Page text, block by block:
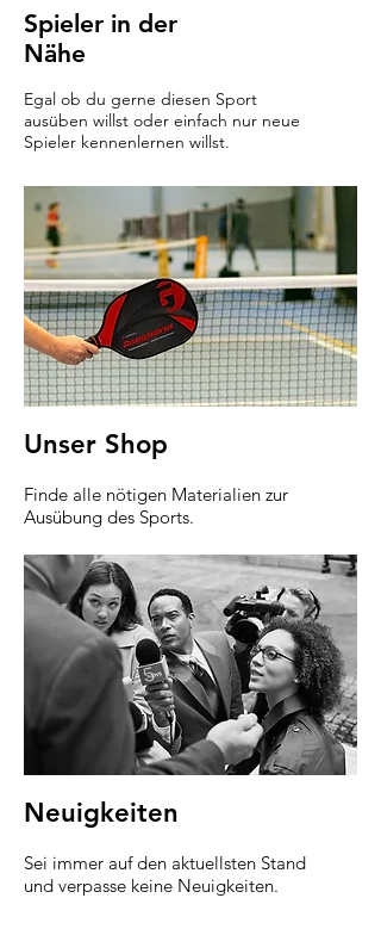
Spieler in der
Nähe
Egal ob du gerne diesen Sport
ausüben willst oder einfach nur neue
Spieler kennenlernen willst.
Unser Shop
Finde alle nötigen Materialien zur
Ausübung des Sports.
Neuigkeiten
Sei immer auf den aktuellsten Stand
und verpasse keine Neuigkeiten.